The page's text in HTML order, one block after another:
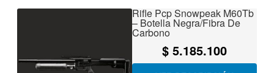
RIFLES DEPORTIVOS Rifle Pcp Snowpeak M60Tb
– Botella Negra/Fibra De
Carbono
$5.185.100